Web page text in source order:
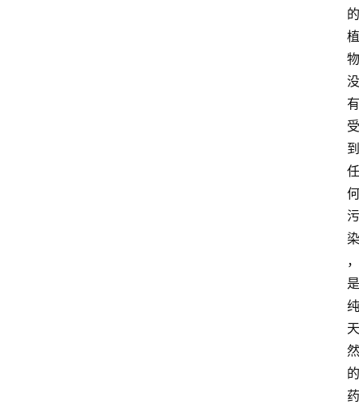
的
植
物
没
有
受
到
任
何
污
染
，
是
纯
天
然
的
药